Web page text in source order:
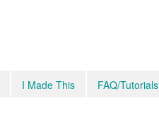
I Made This FAQ/Tutorials